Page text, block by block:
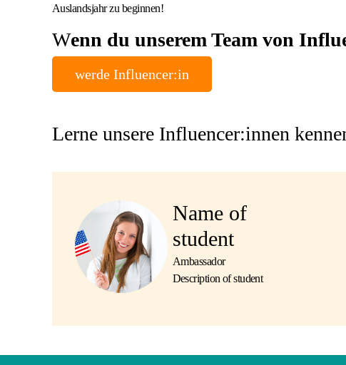
Auslandsjahr zu beginnen!
Wenn du unserem Team von
werde Influencer:in
Lerne unsere Influencer:innen
Name of
student
Ambassador
Description of student